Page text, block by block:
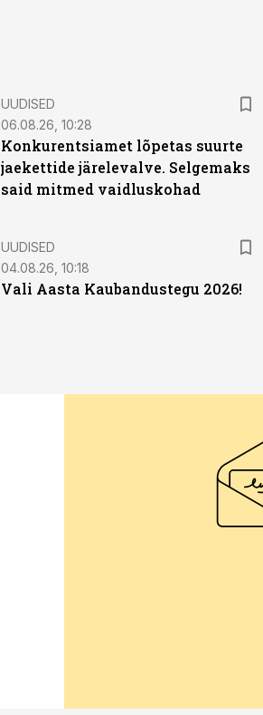
UUDISED
06.08.26, 10:28
Konkurentsiamet lõpetas suurte
jaekettide järelevalve. Selgemaks
said mitmed vaidluskohad
UUDISED
04.08.26, 10:18
Vali Aasta Kaubandustegu 2026!